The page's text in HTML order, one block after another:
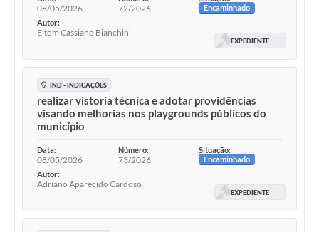
08/05/2026 72/2026
Encaminhado
Autor:
Eltom Cassiano Bianchini
EXPEDIENTE
IND - INDICAÇÕES
realizar vistoria técnica e adotar providências
visando melhorias nos playgrounds públicos do
município
Data:
08/05/2026
Número:
73/2026
Situação:
Encaminhado
Autor:
Adriano Aparecido Cardoso
EXPEDIENTE